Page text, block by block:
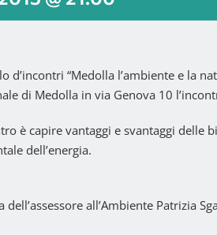
d’incontri “Medolla l’ambiente e la
di Medolla in via Genova 10
è capire vantaggi e svantaggi delle
dell’energia.
all’Ambiente Patrizia